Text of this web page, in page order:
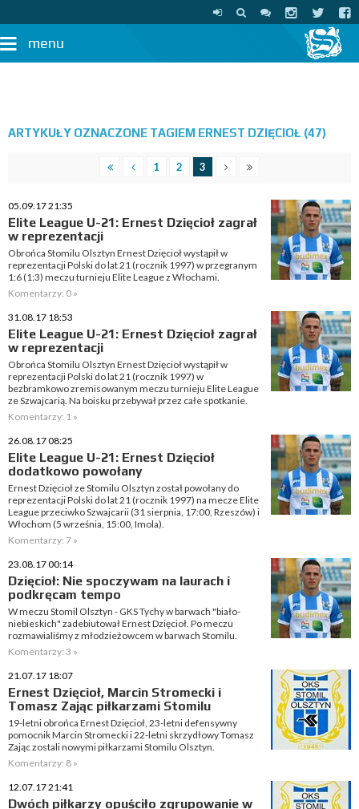
menu
ARTYKUŁY OZNACZONE TAGIEM ERNEST DZIĘCIOŁ (47)
1 2 3
05.09.17 21:35
Elite League U-21: Ernest Dzięcioł zagrał
w reprezentacji
Obrońca Stomilu Olsztyn Ernest Dzięcioł wystąpił w
reprezentacji Polski do lat 21 (rocznik 1997) w przegranym
1:6 (1:3) meczu turnieju Elite League z Włochami.
Komentarzy: 0 »
31.08.17 18:53
Elite League U-21: Ernest Dzięcioł zagrał
w reprezentacji
Obrońca Stomilu Olsztyn Ernest Dzięcioł wystąpił w
reprezentacji Polski do lat 21 (rocznik 1997) w
bezbramkowo zremisowanym meczu turnieju Elite League
ze Szwajcarią. Na boisku przebywał przez całe spotkanie.
Komentarzy: 1 »
26.08.17 08:25
Elite League U-21: Ernest Dzięcioł
dodatkowo powołany
Ernest Dzięcioł ze Stomilu Olsztyn został powołany do
reprezentacji Polski do lat 21 (rocznik 1997) na mecze Elite
League przeciwko Szwajcarii (31 sierpnia, 17:00, Rzeszów) i
Włochom (5 września, 15:00, Imola).
Komentarzy: 7 »
23.08.17 00:14
Dzięcioł: Nie spoczywam na laurach i
podkręcam tempo
W meczu Stomil Olsztyn - GKS Tychy w barwach "biało-
niebieskich" zadebiutował Ernest Dzięcioł. Po meczu
rozmawialiśmy z młodzieżowcem w barwach Stomilu.
Komentarzy: 3 »
21.07.17 18:07
Ernest Dzięcioł, Marcin Stromecki i
Tomasz Zając piłkarzami Stomilu
19-letni obrońca Ernest Dzięcioł, 23-letni defensywny
pomocnik Marcin Stromecki i 22-letni skrzydłowy Tomasz
Zając zostali nowymi piłkarzami Stomilu Olsztyn.
Komentarzy: 8 »
12.07.17 21:41
Dwóch piłkarzy opuściło zgrupowanie w